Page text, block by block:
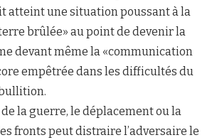
atteint une situation poussant à la
brûlée» au point de devenir la
devant même la «communication
empêtrée dans les difficultés du
de la guerre, le déplacement ou la
fronts peut distraire l’adversaire le